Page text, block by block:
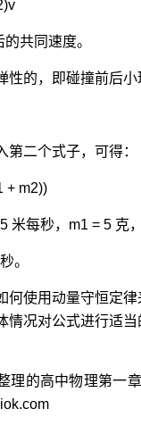
共同速度。
性的，即碰撞前后小
第二个式子，可得：
+ m2))
米每秒，m1 = 5 克
。
何使用动量守恒定
情况对公式进行适当
理的高中物理第一